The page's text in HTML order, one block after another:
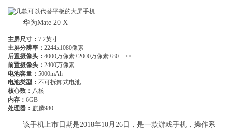
华为Mate 20 X
主屏尺寸： 7.2英寸
主屏分辨率： 2244x1080像素
后置摄像头： 4000万像素+2000万像素+80....>>
前置摄像头： 2400万像素
电池容量： 5000mAh
电池类型： 不可拆卸式电池
核心数： 八核
内存： 6GB
处理器： 麒麟980
该手机上市日期是2018年10月26日，是一款游戏手机，操作系